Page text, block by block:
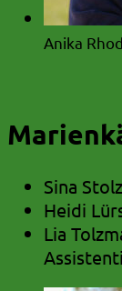
Anika
Sina
Heidi
Lia